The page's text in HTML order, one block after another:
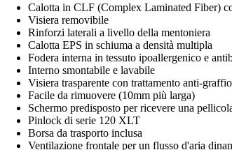
Calotta in CLF (Complex Laminated Fiber)
Visiera removibile
Rinforzi laterali a livello della mentoniera
Calotta EPS in schiuma a densità multipla
Fodera interna in tessuto ipoallergenico e
Interno smontabile e lavabile
Visiera trasparente con trattamento anti-graffio
Facile da rimuovere (10mm più larga)
Schermo predisposto per ricevere una
Pinlock di serie 120 XLT
Borsa da trasporto inclusa
Ventilazione frontale per un flusso d'aria